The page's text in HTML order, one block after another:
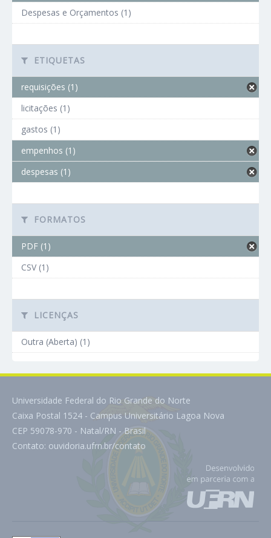
Despesas e Orçamentos (1)
ETIQUETAS
requisições (1)
licitações (1)
gastos (1)
empenhos (1)
despesas (1)
FORMATOS
PDF (1)
CSV (1)
LICENÇAS
Outra (Aberta) (1)
Universidade Federal do Rio Grande do Norte
Caixa Postal 1524 - Campus Universitário Lagoa Nova
CEP 59078-970 - Natal/RN - Brasil
Contato: ouvidoria.ufrn.br/contato